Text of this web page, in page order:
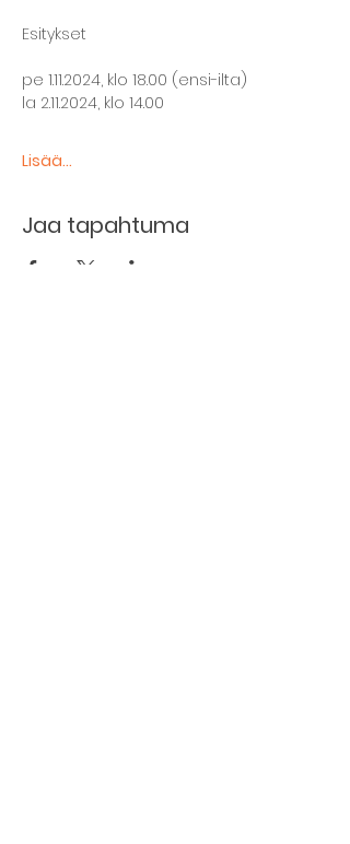
Esitykset
pe 1.11.2024, klo 18.00 (ensi-ilta)
la 2.11.2024, klo 14.00
Lisää...
Jaa tapahtuma